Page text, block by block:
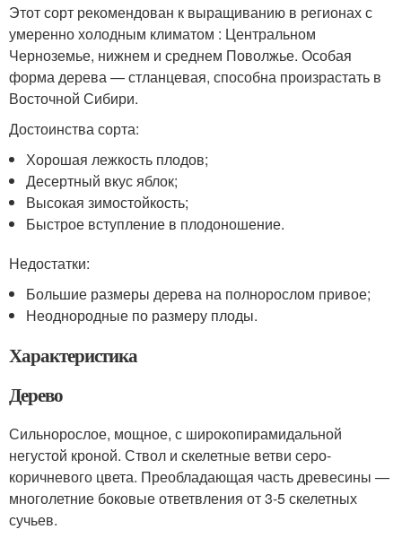
Этот сорт рекомендован к выращиванию в регионах с
умеренно холодным климатом : Центральном
Черноземье, нижнем и среднем Поволжье. Особая
форма дерева — стланцевая, способна произрастать в
Восточной Сибири.
Достоинства сорта:
Хорошая лежкость плодов;
Десертный вкус яблок;
Высокая зимостойкость;
Быстрое вступление в плодоношение.
Недостатки:
Большие размеры дерева на полнорослом привое;
Неоднородные по размеру плоды.
Характеристика
Дерево
Сильнорослое, мощное, с широкопирамидальной
негустой кроной. Ствол и скелетные ветви серо-
коричневого цвета. Преобладающая часть древесины —
многолетние боковые ответвления от 3-5 скелетных
сучьев.